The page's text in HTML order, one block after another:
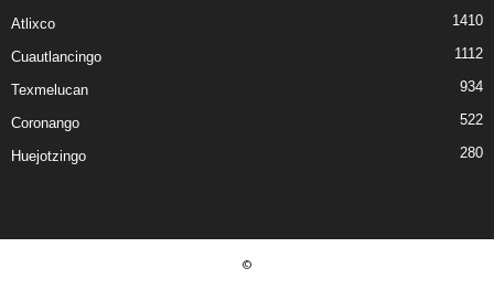
Atlixco 1410
Cuautlancingo 1112
Texmelucan 934
Coronango 522
Huejotzingo 280
©